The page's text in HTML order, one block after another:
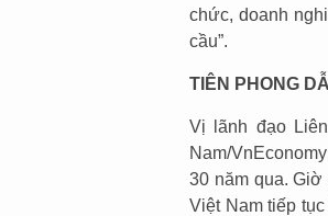
chức, doanh
cầu”.
TIÊN PHONG
Vị lãnh đạo
Nam/
30 năm qua.
Việt Nam tiếp